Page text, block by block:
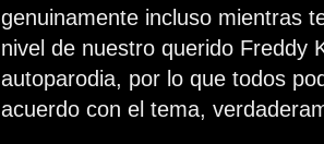
genuinamente incluso mientras
nivel de nuestro querido Freddy
autoparodia, por lo que todos
acuerdo con el tema,